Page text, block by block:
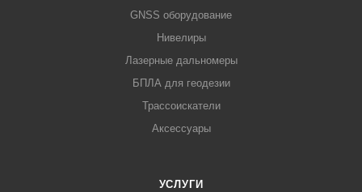
GNSS оборудование
Нивелиры
Лазерные дальномеры
БПЛА для геодезии
Трассоискатели
Аксессуары
УСЛУГИ